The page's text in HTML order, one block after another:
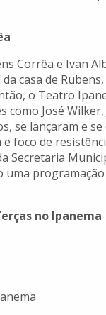
Corrêa e Ivan
casa de
o Teatro
José
se lançaram e
foco de
Secretaria
no Ipanema